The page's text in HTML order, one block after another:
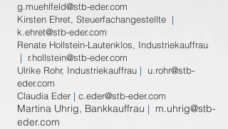
g.muehlfeld@stb-eder.com
Kirsten Ehret, Steuerfachangestellte |
k.ehret@stb-eder.com
Renate Hollstein-Lautenklos, Industriekauffrau
|
r.hollstein@stb-eder.com
Ulrike Rohr, Industriekauffrau | u.rohr@stb-
eder.com
Claudia Eder | c.eder@stb-eder.com
Martina Uhrig, Bankkauffrau |
m.uhrig@stb-
eder.com